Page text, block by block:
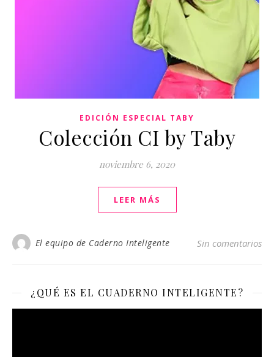
EDICIÓN ESPECIAL TABY
Colección CI by Taby
noviembre 6, 2020
LEER MÁS
El equipo de Caderno Inteligente Sin comentarios
¿QUÉ ES EL CUADERNO INTELIGENTE?